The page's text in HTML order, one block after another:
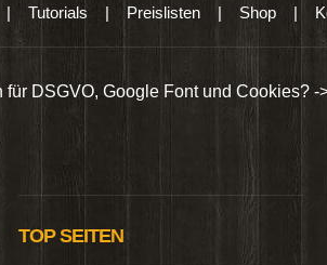
Tutorials | Preislisten| Shop|
DSGVO, Google Font und Cookies? -
TOP SEITEN